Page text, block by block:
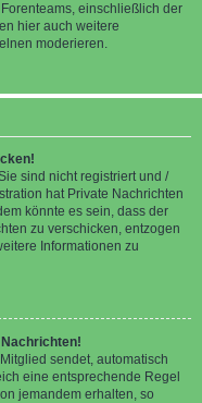
einschließlich der
hier auch weitere
moderieren.
sind nicht registriert und /
hat Private Nachrichten
könnte es sein, dass der
zu verschicken, entzogen
Informationen zu
sendet, automatisch
eine entsprechende Regel
jemandem erhalten, so